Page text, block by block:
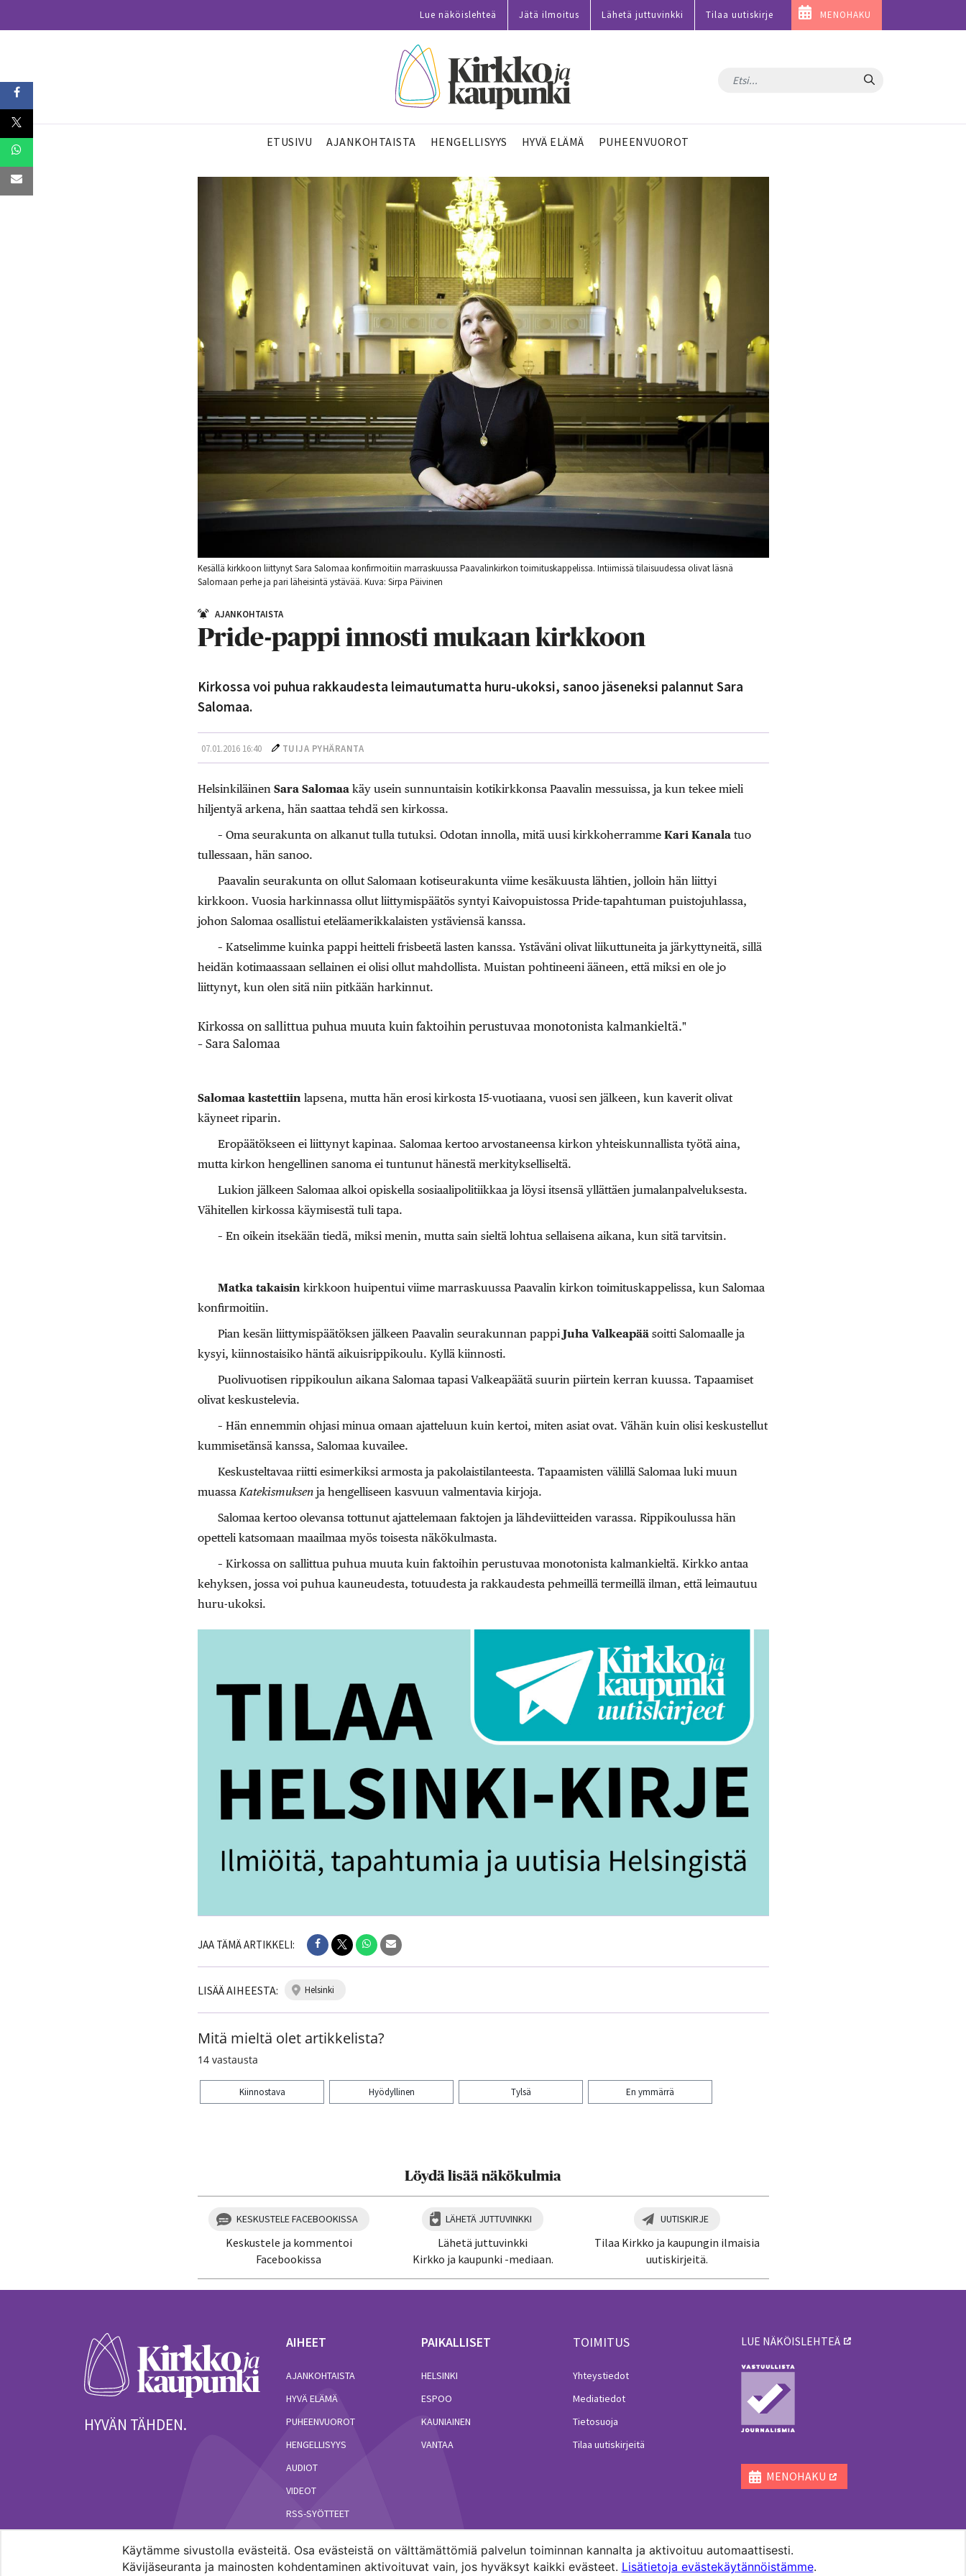
Käytämme sivustolla evästeitä. Osa evästeistä on välttämättömiä palvelun toiminnan kannalta ja aktivoituu automaattisesti.
Kävijäseuranta ja mainosten kohdentaminen aktivoituvat vain, jos hyväksyt kaikki evästeet. Lisätietoja evästekäytännöistämme.
Lue näköislehteä Jätä ilmoitus Lähetä juttuvinkki Tilaa uutiskirje MENOHAKU
Hae
ETUSIVU AJANKOHTAISTA HENGELLISYYS HYVÄ ELÄMÄ PUHEENVUOROT
Kesällä kirkkoon liittynyt Sara Salomaa konfirmoitiin marraskuussa Paavalinkirkon toimituskappelissa. Intiimissä tilaisuudessa olivat läsnä
Salomaan perhe ja pari läheisintä ystävää. Kuva: Sirpa Päivinen
AJANKOHTAISTA
Pride-pappi innosti mukaan kirkkoon
Kirkossa voi puhua rakkaudesta leimautumatta huru-ukoksi, sanoo jäseneksi palannut Sara
Salomaa.
07.01.2016 16:40 TUIJA PYHÄRANTA
Helsinkiläinen Sara Salomaakäy usein sunnuntaisin kotikirkkonsa Paavalin messuissa, ja kun tekee mieli
hiljentyä arkena, hän saattaa tehdä sen kirkossa.
– Oma seurakunta on alkanut tulla tutuksi. Odotan innolla, mitä uusi kirkkoherramme Kari Kanalatuo
tullessaan, hän sanoo.
Paavalin seurakunta on ollut Salomaan kotiseurakunta viime kesäkuusta lähtien, jolloin hän liittyi
kirkkoon. Vuosia harkinnassa ollut liittymispäätös syntyi Kaivopuistossa Pride-tapahtuman puistojuhlassa,
johon Salomaa osallistui eteläamerikkalaisten ystäviensä kanssa.
– Katselimme kuinka pappi heitteli frisbeetä lasten kanssa. Ystäväni olivat liikuttuneita ja järkyttyneitä, sillä
heidän kotimaassaan sellainen ei olisi ollut mahdollista. Muistan pohtineeni ääneen, että miksi en ole jo
liittynyt, kun olen sitä niin pitkään harkinnut.
Kirkossa on sallittua puhua muuta kuin faktoihin perustuvaa monotonista kalmankieltä."
– Sara Salomaa
Salomaa kastettiin lapsena, mutta hän erosi kirkosta 15-vuotiaana, vuosi sen jälkeen, kun kaverit olivat
käyneet riparin.
Eropäätökseen ei liittynyt kapinaa. Salomaa kertoo arvostaneensa kirkon yhteiskunnallista työtä aina,
mutta kirkon hengellinen sanoma ei tuntunut hänestä merkitykselliseltä.
Lukion jälkeen Salomaa alkoi opiskella sosiaalipolitiikkaa ja löysi itsensä yllättäen jumalanpalveluksesta.
Vähitellen kirkossa käymisestä tuli tapa.
– En oikein itsekään tiedä, miksi menin, mutta sain sieltä lohtua sellaisena aikana, kun sitä tarvitsin.
Matka takaisinkirkkoon huipentui viime marraskuussa Paavalin kirkon toimituskappelissa, kun Salomaa
konfirmoitiin.
Pian kesän liittymispäätöksen jälkeen Paavalin seurakunnan pappi Juha Valkeapääsoitti Salomaalle ja
kysyi, kiinnostaisiko häntä aikuisrippikoulu. Kyllä kiinnosti.
Puolivuotisen rippikoulun aikana Salomaa tapasi Valkeapäätä suurin piirtein kerran kuussa. Tapaamiset
olivat keskustelevia.
– Hän ennemmin ohjasi minua omaan ajatteluun kuin kertoi, miten asiat ovat. Vähän kuin olisi keskustellut
kummisetänsä kanssa, Salomaa kuvailee.
Keskusteltavaa riitti esimerkiksi armosta ja pakolaistilanteesta. Tapaamisten välillä Salomaa luki muun
muassa Katekismuksenja hengelliseen kasvuun valmentavia kirjoja.
Salomaa kertoo olevansa tottunut ajattelemaan faktojen ja lähdeviitteiden varassa. Rippikoulussa hän
opetteli katsomaan maailmaa myös toisesta näkökulmasta.
– Kirkossa on sallittua puhua muuta kuin faktoihin perustuvaa monotonista kalmankieltä. Kirkko antaa
kehyksen, jossa voi puhua kauneudesta, totuudesta ja rakkaudesta pehmeillä termeillä ilman, että leimautuu
huru-ukoksi.
JAA TÄMÄ ARTIKKELI:
LISÄÄ AIHEESTA: helsinki
Mitä mieltä olet artikkelista?
14 vastausta
Kiinnostava Hyödyllinen Tylsä En ymmärrä
Löydä lisää näkökulmia
KESKUSTELE FACEBOOKISSA
Keskustele ja kommentoi
Facebookissa
LÄHETÄ JUTTUVINKKI
Lähetä juttuvinkki
Kirkko ja kaupunki -mediaan.
UUTISKIRJE
Tilaa Kirkko ja kaupungin ilmaisia
uutiskirjeitä.
HYVÄN TÄHDEN.
AIHEET
AJANKOHTAISTA
HYVÄ ELÄMÄ
PUHEENVUOROT
HENGELLISYYS
AUDIOT
VIDEOT
RSS-SYÖTTEET
PAIKALLISET
HELSINKI
ESPOO
KAUNIAINEN
VANTAA
TOIMITUS
Yhteystiedot
Mediatiedot
Tietosuoja
Tilaa uutiskirjeitä
LUE NÄKÖISLEHTEÄ
MENOHAKU